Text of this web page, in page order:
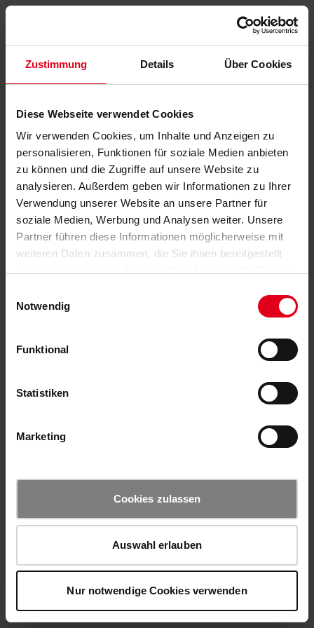
Zustimmung Details Über Cookies
Diese Webseite verwendet Cookies
Wir verwenden Cookies, um Inhalte und Anzeigen zu
personalisieren, Funktionen für soziale Medien anbieten
zu können und die Zugriffe auf unsere Website zu
analysieren. Außerdem geben wir Informationen zu Ihrer
Verwendung unserer Website an unsere Partner für
soziale Medien, Werbung und Analysen weiter. Unsere
Partner führen diese Informationen möglicherweise mit
weiteren Daten zusammen, die Sie ihnen bereitgestellt
Notwendig
Funktional
Statistiken
Marketing
Cookies zulassen
Auswahl erlauben
Nur notwendige Cookies verwenden